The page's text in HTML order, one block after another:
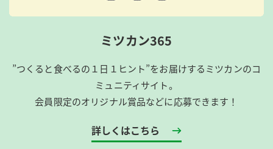
ミツカン365
”つくると食べるの１日１ヒント”をお届けするミツカンのコ
ミュニティサイト。
会員限定のオリジナル賞品などに応募できます！
詳しくはこちら